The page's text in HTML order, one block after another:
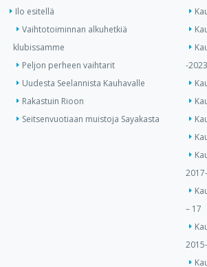
Ilo esitellä
Vaihtotoiminnan alkuhetkiä
klubissamme
Peljon perheen vaihtarit
Uudesta Seelannista Kauhavalle
Rakastuin Rioon
Seitsenvuotiaan muistoja Sayakasta
-
– 17